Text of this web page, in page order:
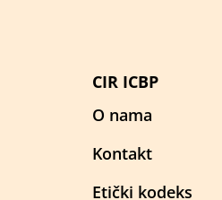
CIR ICBP
O nama
Kontakt
Etički kodeks